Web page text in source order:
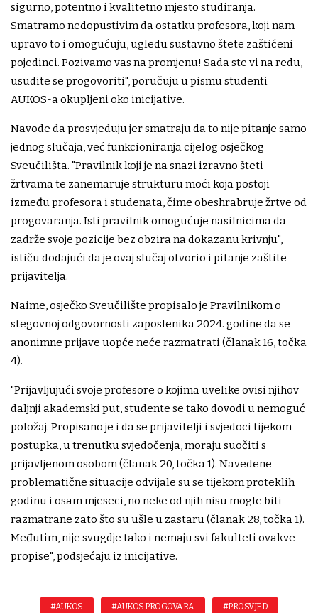
sigurno, potentno i kvalitetno mjesto studiranja.
Smatramo nedopustivim da ostatku profesora, koji nam
upravo to i omogućuju, ugledu sustavno štete zaštićeni
pojedinci. Pozivamo vas na promjenu! Sada ste vi na redu,
usudite se progovoriti", poručuju u pismu studenti
AUKOS-a okupljeni oko inicijative.
Navode da prosvjeduju jer smatraju da to nije pitanje samo
jednog slučaja, već funkcioniranja cijelog osječkog
Sveučilišta. "Pravilnik koji je na snazi izravno šteti
žrtvama te zanemaruje strukturu moći koja postoji
između profesora i studenata, čime obeshrabruje žrtve od
progovaranja. Isti pravilnik omogućuje nasilnicima da
zadrže svoje pozicije bez obzira na dokazanu krivnju",
ističu dodajući da je ovaj slučaj otvorio i pitanje zaštite
prijavitelja.
Naime, osječko Sveučilište propisalo je Pravilnikom o
stegovnoj odgovornosti zaposlenika 2024. godine da se
anonimne prijave uopće neće razmatrati (članak 16, točka
4).
"Prijavljujući svoje profesore o kojima uvelike ovisi njihov
daljnji akademski put, studente se tako dovodi u nemoguć
položaj. Propisano je i da se prijavitelji i svjedoci tijekom
postupka, u trenutku svjedočenja, moraju suočiti s
prijavljenom osobom (članak 20, točka 1). Navedene
problematične situacije odvijale su se tijekom proteklih
godinu i osam mjeseci, no neke od njih nisu mogle biti
razmatrane zato što su ušle u zastaru (članak 28, točka 1).
Međutim, nije svugdje tako i nemaju svi fakulteti ovakve
propise", podsjećaju iz inicijative.
#AUKOS #AUKOS PROGOVARA #PROSVJED